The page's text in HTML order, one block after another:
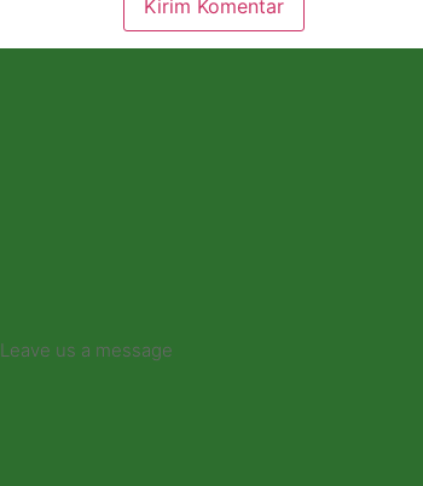
Leave us a message